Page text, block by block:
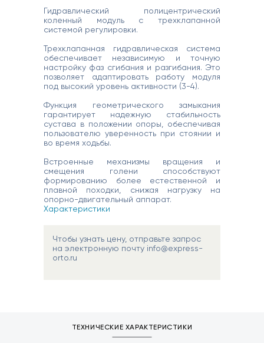
Гидравлический полицентрический
коленный модуль с трехклапанной
системой регулировки.
Трехклапанная гидравлическая система
обеспечивает независимую и точную
настройку фаз сгибания и разгибания. Это
позволяет адаптировать работу модуля
под высокий уровень активности (3-4).
Функция геометрического замыкания
гарантирует надежную стабильность
сустава в положении опоры, обеспечивая
пользователю уверенность при стоянии и
во время ходьбы.
Встроенные механизмы вращения и
смещения голени способствуют
формированию более естественной и
плавной походки, снижая нагрузку на
опорно-двигательный аппарат.
Характеристики
Чтобы узнать цену, отправьте запрос
на электронную почту info@express-
orto.ru
ТЕХНИЧЕСКИЕ ХАРАКТЕРИСТИКИ